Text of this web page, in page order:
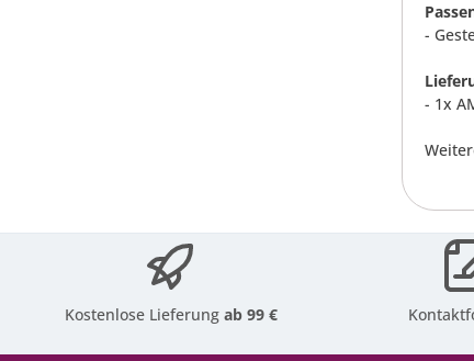
-
- 1x
Kostenlose Lieferungab 99 €